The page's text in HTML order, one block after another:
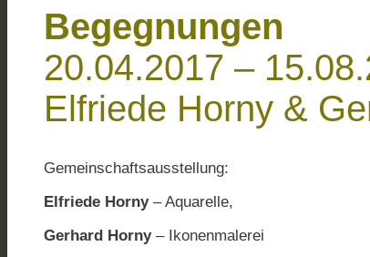
Begegnungen
20.04.2017 –
Elfriede Horny &
Gemeinschaftsausstellung:
Elfriede Horny– Aquarelle,
Gerhard Horny– Ikonenmalerei